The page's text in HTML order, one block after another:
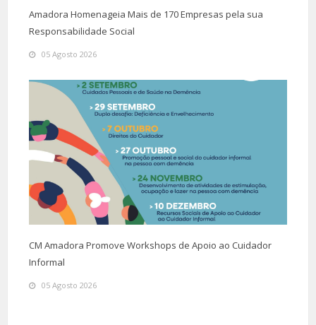
Amadora Homenageia Mais de 170 Empresas pela sua
Responsabilidade Social
05 Agosto 2026
CM Amadora Promove Workshops de Apoio ao Cuidador
Informal
05 Agosto 2026